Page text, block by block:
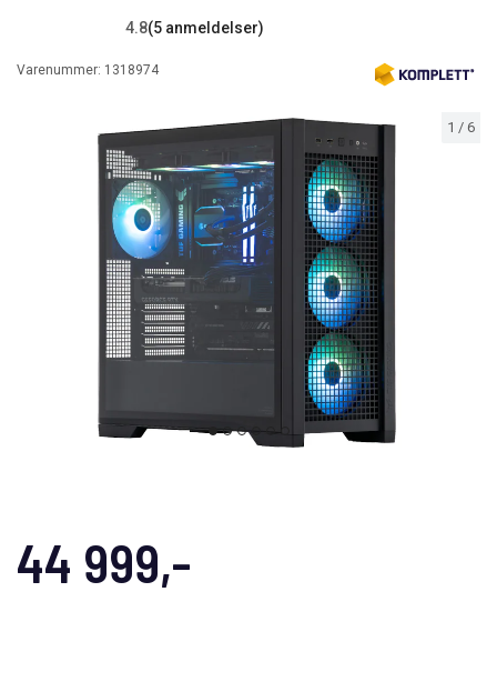
1 / 6
4.8(5 anmeldelser)
Varenummer: 1318974
44 999,-